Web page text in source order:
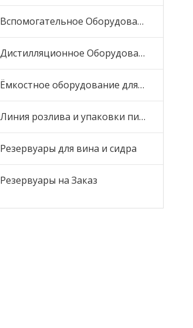
Вспомогательное Оборудование
Дистилляционное Оборудование
Ёмкостное оборудование для пива
Линия розлива и упаковки пива
Резервуары для вина и сидра
Резервуары на Заказ